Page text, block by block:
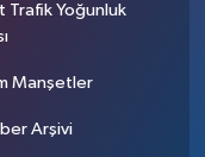
Trafik Yoğunluk
Manşetler
Arşivi